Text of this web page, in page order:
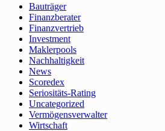
Bauträger
Finanzberater
Finanzvertrieb
Investment
Maklerpools
Nachhaltigkeit
News
Scoredex
Seriositäts-Rating
Uncategorized
Vermögensverwalter
Wirtschaft